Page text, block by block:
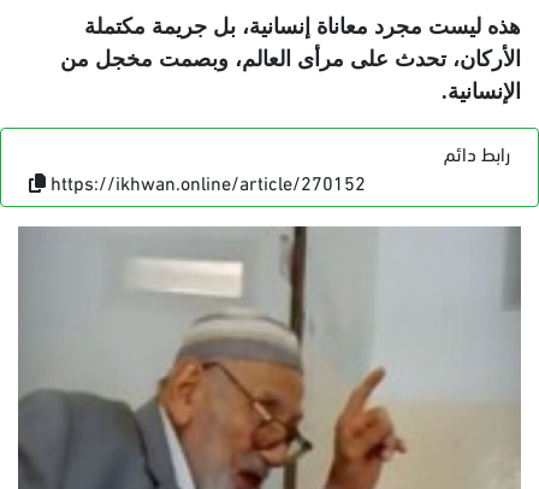
هذه ليست مجرد معاناة إنسانية، بل جريمة مكتملة
الأركان، تحدث على مرأى العالم، وبصمت مخجل من
الإنسانية.
رابط دائم
https://ikhwan.online/article/270152